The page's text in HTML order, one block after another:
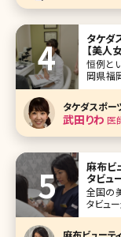
タケダス
【美人
恒例と
岡県福
の皮膚
美容皮
体をサ
た。それ
タケダスポー
武田りわ 医
麻布ビ
タビュ
全国の
タビュ
にある
麻布ビューテ